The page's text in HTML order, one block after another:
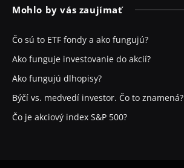
Mohlo by vás zaujímať
Čo sú to ETF fondy a ako fungujú?
Ako funguje investovanie do akcií?
Ako fungujú dlhopisy?
Býčí vs. medvedí investor. Čo to znamená?
Čo je akciový index S&P 500?